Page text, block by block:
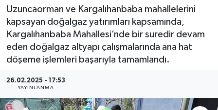
Uzuncaorman ve Kargalıhanbaba mahallelerini
kapsayan doğalgaz yatırımları kapsamında,
Kargalıhanbaba Mahallesi’nde bir suredir devam
eden doğalgaz altyapı çalışmalarında ana hat
döşeme işlemleri başarıyla tamamlandı.
26.02.2025 - 17:53
YAYINLANMA